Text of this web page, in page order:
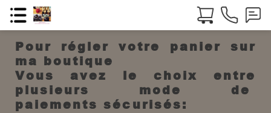
Pour régler votre panier sur
ma boutique
Vous avez le choix entre
plusieurs mode de
paiements sécurisés: